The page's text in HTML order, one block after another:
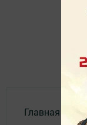
Главная